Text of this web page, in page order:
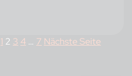
1 2 3 4 … 7 Nächste Seite